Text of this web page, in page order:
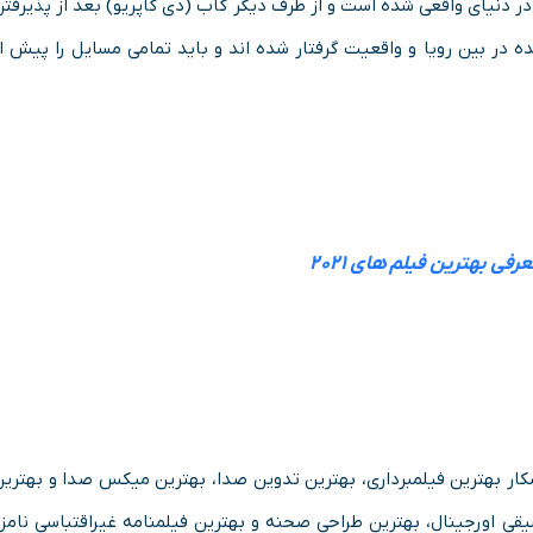
دنیای واقعی شده است و از طرف دیگر کاب (دی کاپریو) بعد از
بین رویا و واقعیت گرفتار شده اند و باید تمامی مسایل را پیش
بهترین فیلم های ۲۰۲۱
بهترین فیلمبرداری، بهترین تدوین صدا، بهترین میکس صدا و
اورجینال، بهترین طراحی صحنه و بهترین فیلمنامه غیراقتباسی